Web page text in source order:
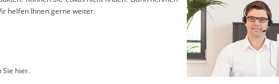
helfen Ihnen gerne weiter.
hier.